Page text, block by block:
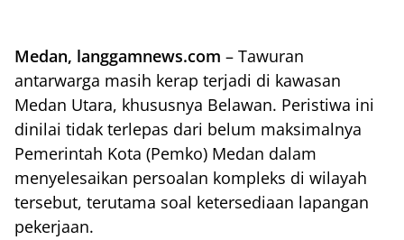
Medan, langgamnews.com – Tawuran
antarwarga masih kerap terjadi di kawasan
Medan Utara, khususnya Belawan. Peristiwa ini
dinilai tidak terlepas dari belum maksimalnya
Pemerintah Kota (Pemko) Medan dalam
menyelesaikan persoalan kompleks di wilayah
tersebut, terutama soal ketersediaan lapangan
pekerjaan.